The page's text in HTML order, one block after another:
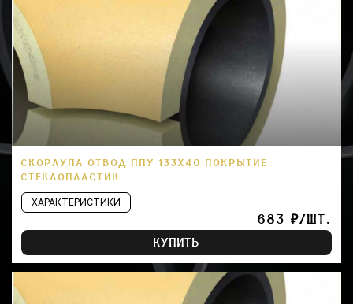
СКОРЛУПА ОТВОД ППУ 133Х40 ПОКРЫТИЕ
СТЕКЛОПЛАСТИК
ХАРАКТЕРИСТИКИ
683 ₽/ШТ.
КУПИТЬ